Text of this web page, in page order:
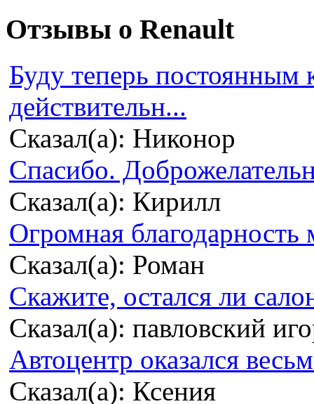
Отзывы о Renault
Буду теперь
действительн...
Сказал(а): Никонор
Спасибо.
Сказал(а): Кирилл
Огромная благодарность
Сказал(а): Роман
Скажите, остался ли
Сказал(а): павловский
Автоцентр оказался
Сказал(а): Ксения